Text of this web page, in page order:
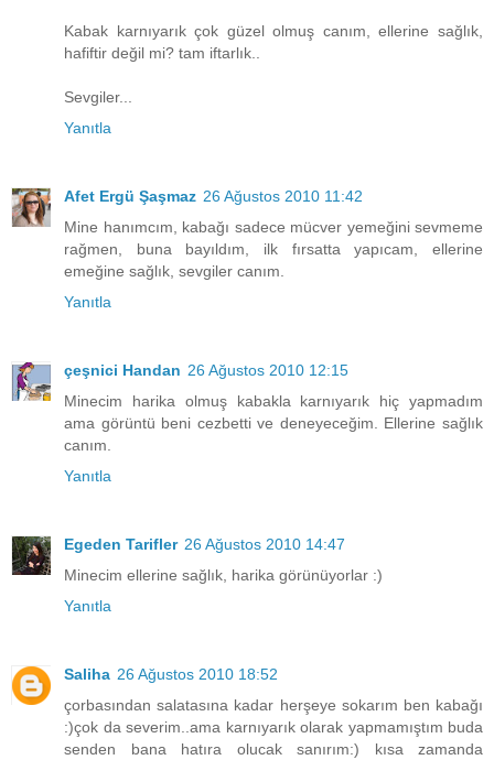
Kabak karnıyarık çok güzel olmuş canım, ellerine sağlık,
hafiftir değil mi? tam iftarlık..
Sevgiler...
Yanıtla
Afet Ergü Şaşmaz 26 Ağustos 2010 11:42
Mine hanımcım, kabağı sadece mücver yemeğini sevmeme
rağmen, buna bayıldım, ilk fırsatta yapıcam, ellerine
emeğine sağlık, sevgiler canım.
Yanıtla
çeşnici Handan 26 Ağustos 2010 12:15
Minecim harika olmuş kabakla karnıyarık hiç yapmadım
ama görüntü beni cezbetti ve deneyeceğim. Ellerine sağlık
canım.
Yanıtla
Egeden Tarifler 26 Ağustos 2010 14:47
Minecim ellerine sağlık, harika görünüyorlar :)
Yanıtla
Saliha 26 Ağustos 2010 18:52
çorbasından salatasına kadar herşeye sokarım ben kabağı
:)çok da severim..ama karnıyarık olarak yapmamıştım buda
senden bana hatıra olucak sanırım:) kısa zamanda